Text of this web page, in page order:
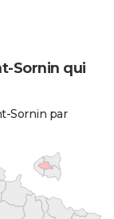
Sornin qui
Sornin par